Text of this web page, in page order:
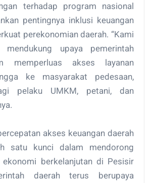
terhadap program nasional
pentingnya inklusi keuangan
perekonomian daerah. “Kami
mendukung upaya pemerintah
memperluas akses layanan
ke masyarakat pedesaan,
pelaku UMKM, petani, dan
akses keuangan daerah
satu kunci dalam mendorong
ekonomi berkelanjutan di Pesisir
daerah terus berupaya